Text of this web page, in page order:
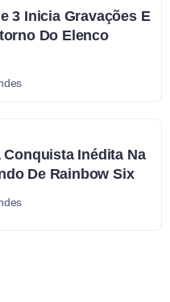
3 Inicia Gravações E
Do Elenco
Inédita Na
De Rainbow Six